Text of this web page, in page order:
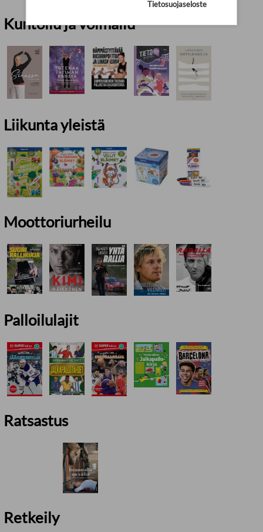
Kuntoilu ja voimailu
Liikunta yleistä
Moottoriurheilu
Palloilulajit
Ratsastus
Retkeily
Tietosuojaseloste